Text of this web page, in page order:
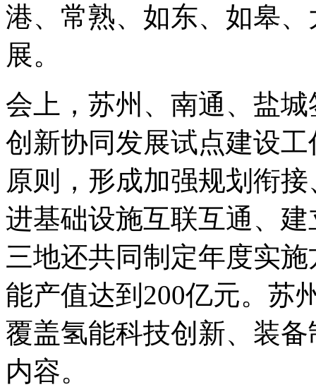
港、常熟、如东、如皋
展。
会上，苏州、南通、盐
创新协同发展试点建设
原则，形成加强规划衔
进基础设施互联互通、
三地还共同制定年度实
能产值达到200亿元。苏
覆盖氢能科技创新、装
内容。